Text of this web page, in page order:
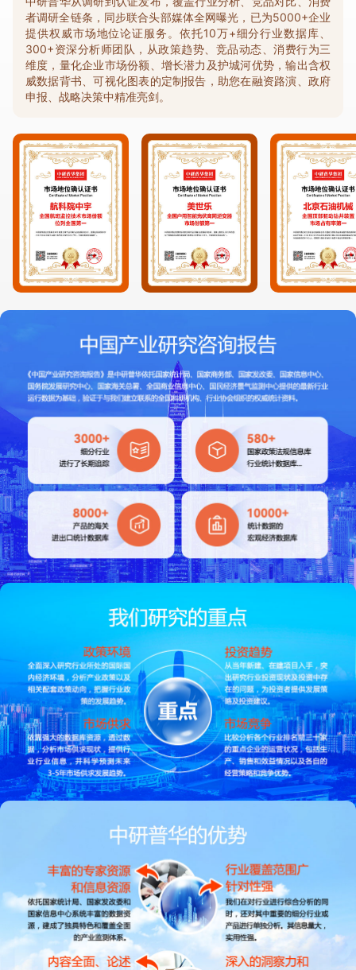
者调研全链条，同步联合头部媒体全网曝光，已为5000+企业
提供权威市场地位论证服务。依托10万+细分行业数据库、
300+资深分析师团队，从政策趋势、竞品动态、消费行为三
维度，量化企业市场份额、增长潜力及护城河优势，输出含权
威数据背书、可视化图表的定制报告，助您在融资路演、政府
申报、战略决策中精准亮剑。